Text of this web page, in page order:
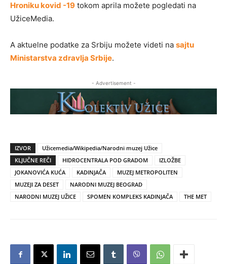
Hroniku kovid -19 tokom aprila možete pogledati na
UžiceMedia.
A aktuelne podatke za Srbiju možete videti na sajtu
Ministarstva zdravlja Srbije.
- Advertisement -
IZVOR
Užicemedia/Wikipedia/Narodni muzej Užice
KLJUČNE REČI
HIDROCENTRALA POD GRADOM
IZLOŽBE
JOKANOVIĆA KUĆA
KADINJAČA
MUZEJ METROPOLITEN
MUZEJI ZA DESET
NARODNI MUZEJ BEOGRAD
NARODNI MUZEJ UŽICE
SPOMEN KOMPLEKS KADINJAČA THE MET